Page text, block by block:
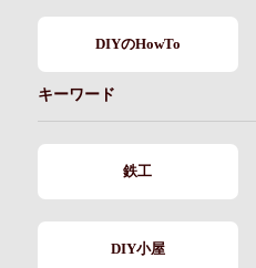
DIYのHowTo
キーワード
鉄工
DIY小屋